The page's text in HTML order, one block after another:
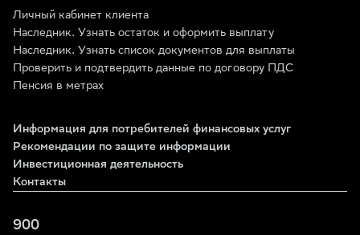
Личный кабинет клиента
Наследник. Узнать остаток и оформить выплату
Наследник. Узнать список документов для выплаты
Проверить и подтвердить данные по договору ПДС
Пенсия в метрах
Информация для потребителей финансовых услуг
Рекомендации по защите информации
Инвестиционная деятельность
Контакты
900